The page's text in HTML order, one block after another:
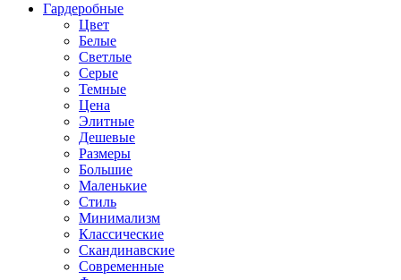
Гардеробные
Цвет
Белые
Светлые
Серые
Темные
Цена
Элитные
Дешевые
Размеры
Большие
Маленькие
Стиль
Минимализм
Классические
Скандинавские
Современные